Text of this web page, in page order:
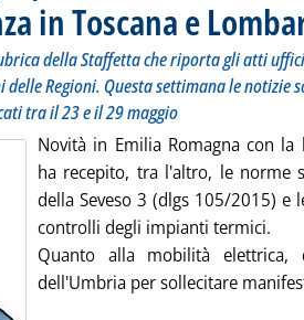
in Toscana e
della Staffetta che riporta gli atti
Regioni. Questa settimana le notizie
tra il 23 e il 29 maggio
Novità in Emilia Romagna con la
ha recepito, tra l'altro, le norme
della Seveso 3 (dlgs 105/2015) e
controlli degli impianti termici.
Quanto alla mobilità elettrica,
dell'Umbria per sollecitare